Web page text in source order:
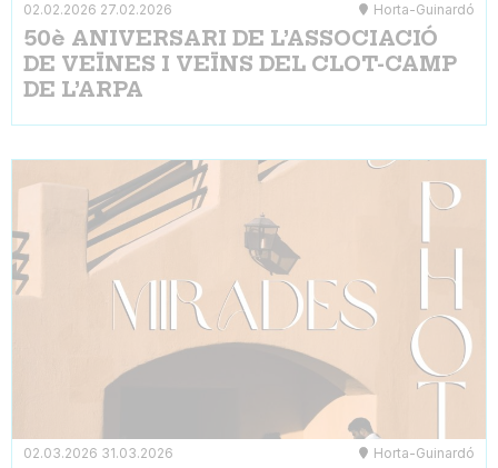
02.02.2026 27.02.2026 Horta-Guinardó
50è ANIVERSARI DE L’ASSOCIACIÓ
DE VEÏNES I VEÏNS DEL CLOT-CAMP
DE L’ARPA
02.03.2026 31.03.2026 Horta-Guinardó